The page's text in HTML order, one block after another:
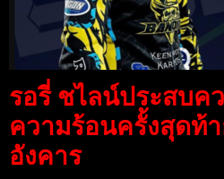
รอรี่ ชไลน์ประสบค
ความร้อนครั้งสุดท้
อังคาร